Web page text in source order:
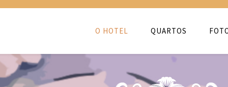
O HOTEL QUARTOS